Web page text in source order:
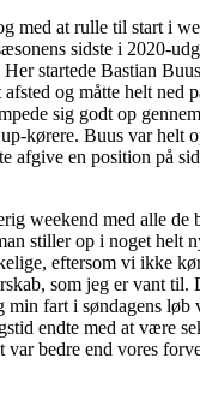
med at rulle til start i
sidste i 2020-
startede Bastian
og måtte helt ned
sig godt op
kørere. Buus var helt
afgive en position på
weekend med alle de
stiller op i noget helt
eftersom vi ikke
som jeg er vant til.
min fart i søndagens
endte med at være
var bedre end vores